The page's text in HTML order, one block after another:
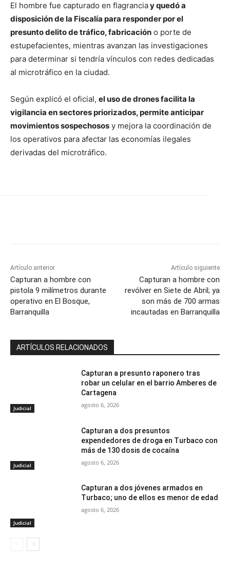
El hombre fue capturado en flagranciay quedó a
disposición de la Fiscalía para responder por el
presunto delito de tráfico, fabricación o porte de
estupefacientes, mientras avanzan las investigaciones
para determinar si tendría vínculos con redes dedicadas
al microtráfico en la ciudad.
Según explicó el oficial, el uso de drones facilita la
vigilancia en sectores priorizados, permite anticipar
movimientos sospechosos y mejora la coordinación de
los operativos para afectar las economías ilegales
derivadas del microtráfico.
Artículo anterior
Capturan a hombre con
pistola 9 milímetros durante
operativo en El Bosque,
Barranquilla
Artículo siguiente
Capturan a hombre con
revólver en Siete de Abril; ya
son más de 700 armas
incautadas en Barranquilla
ARTÍCULOS RELACIONADOS
Judicial
Capturan a presunto raponero tras
robar un celular en el barrio Amberes de
Cartagena
agosto 6, 2026
Judicial
Capturan a dos presuntos
expendedores de droga en Turbaco con
más de 130 dosis de cocaína
agosto 6, 2026
Judicial
Capturan a dos jóvenes armados en
Turbaco; uno de ellos es menor de edad
agosto 6, 2026